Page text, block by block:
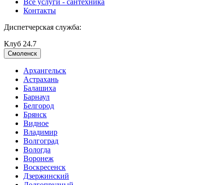
Все услуги - cантехника
Контакты
Диспетчерская служба:
Клуб 24.7
Смоленск
Архангельск
Астрахань
Балашиха
Барнаул
Белгород
Брянск
Видное
Владимир
Волгоград
Вологда
Воронеж
Воскресенск
Дзержинский